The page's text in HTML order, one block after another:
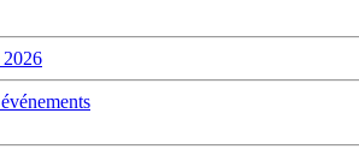
2026